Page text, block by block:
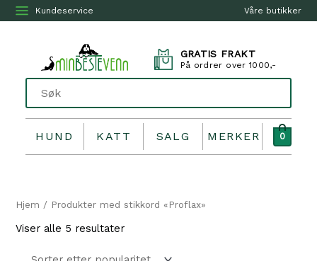
Våre butikker
Kundeservice
GRATIS FRAKT
På ordrer over 1000,-
HUND KATT SALG MERKER 0
Hjem / Produkter med stikkord «Proflax»
Viser alle 5 resultaterSortert